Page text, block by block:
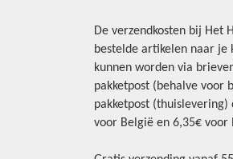
De verzendkosten bij Het
bestelde artikelen naar je
kunnen worden via
pakketpost (behalve voor
pakketpost (thuislevering)
voor België en 6,35€ voor